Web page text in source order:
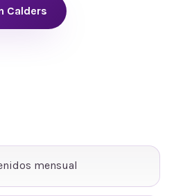
Calders
mensual